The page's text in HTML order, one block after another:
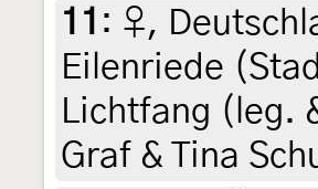
11 : ♀,
Eilenriede
Lichtfang (leg.
Graf & Tina